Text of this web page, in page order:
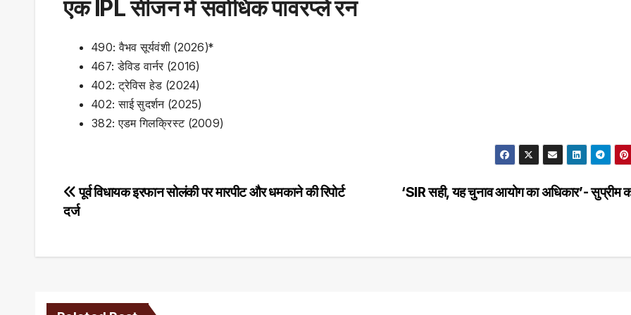
एक IPL सीजन में सर्वाधिक पावरप्ले रन
490: वैभव सूर्यवंशी (2026)*
467: डेविड वार्नर (2016)
402: ट्रेविस हेड (2024)
402: साई सुदर्शन (2025)
382: एडम गिलक्रिस्ट (2009)
Post
‘SIR सही, यह चुनाव आयोग का अधिकार’- सुप्रीम
पूर्व विधायक इरफान सोलंकी पर मारपीट और धमकाने की रिपोर्ट
दर्ज